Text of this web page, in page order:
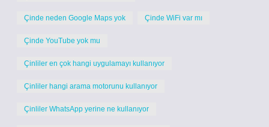
Çinde neden Google Maps yok Çinde WiFi var mı
Çinde YouTube yok mu
Çinliler en çok hangi uygulamayı kullanıyor
Çinliler hangi arama motorunu kullanıyor
Çinliler WhatsApp yerine ne kullanıyor